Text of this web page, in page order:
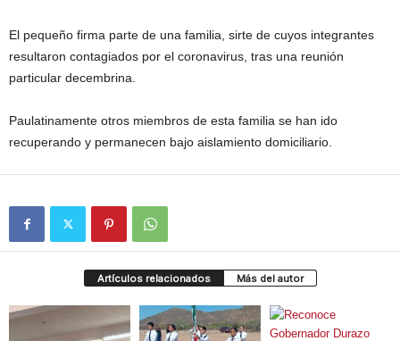
El pequeño firma parte de una familia, sirte de cuyos integrantes
resultaron contagiados por el coronavirus, tras una reunión
particular decembrina.
Paulatinamente otros miembros de esta familia se han ido
recuperando y permanecen bajo aislamiento domiciliario.
Artículos relacionados Más del autor